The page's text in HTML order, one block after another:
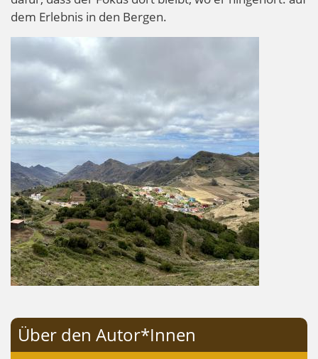
dem Erlebnis in den Bergen.
Über den Autor*Innen